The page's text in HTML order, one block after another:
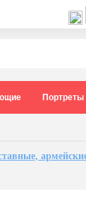
Портреты